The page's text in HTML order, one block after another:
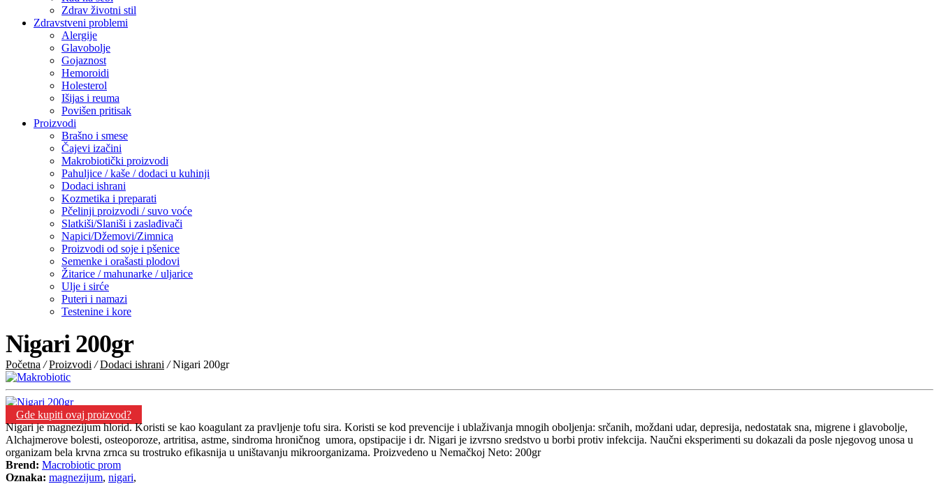
Zdrav životni stil
Zdravstveni problemi
Alergije
Glavobolje
Gojaznost
Hemoroidi
Holesterol
Išijas i reuma
Povišen pritisak
Proizvodi
Brašno i smese
Čajevi izačini
Makrobiotički proizvodi
Pahuljice / kaše / dodaci u kuhinji
Dodaci ishrani
Kozmetika i preparati
Pčelinji proizvodi / suvo voće
Slatkiši/Slaniši i zaslađivači
Napici/Džemovi/Zimnica
Proizvodi od soje i pšenice
Semenke i orašasti plodovi
Žitarice / mahunarke / uljarice
Ulje i sirće
Puteri i namazi
Testenine i kore
Nigari 200gr
Početna / Proizvodi / Dodaci ishrani /Nigari 200gr
Gde kupiti ovaj proizvod?
Nigari je magnezijum hlorid. Koristi se kao koagulant za pravljenje tofu sira. Koristi se kod prevencije i ublaživanja mnogih oboljenja: srčanih, moždani udar, depresija, nedostatak sna, migrene i glavobolje,
Alchajmerove bolesti, osteoporoze, artritisa, astme, sindroma hroničnog umora, opstipacije i dr. Nigari je izvrsno sredstvo u borbi protiv infekcija. Naučni eksperimenti su dokazali da posle njegovog unosa u
organizam bela krvna zrnca su trostruko efikasnija u uništavanju mikroorganizama. Proizvedeno u Nemačkoj Neto: 200gr
Brend: Macrobiotic prom
Oznaka: magnezijum, nigari,